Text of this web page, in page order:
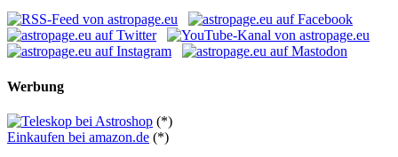
Werbung
(*)
Einkaufen bei amazon.de (*)